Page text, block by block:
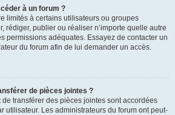
à un forum ?
limités à certains utilisateurs ou groupes
rédiger, publier ou réaliser n’importe quelle autre
permissions adéquates. Essayez de contacter un
du forum afin de lui demander un accès.
de pièces jointes ?
transférer des pièces jointes sont accordées
utilisateur. Les administrateurs du forum ont peut-